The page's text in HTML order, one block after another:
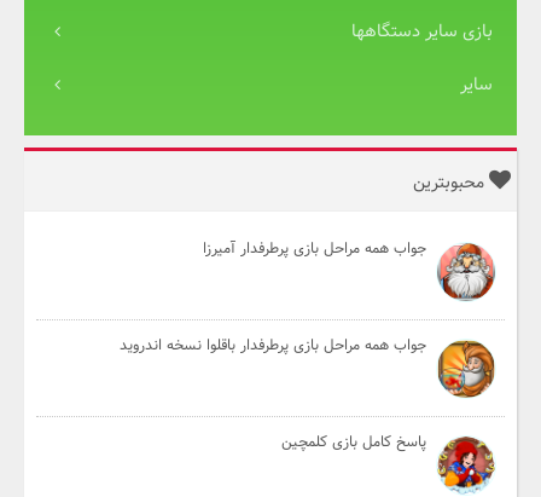
بازی سایر دستگاهها
سایر
محبوبترین
جواب همه مراحل بازی پرطرفدار آمیرزا
جواب همه مراحل بازی پرطرفدار باقلوا نسخه اندروید
پاسخ کامل بازی کلمچین